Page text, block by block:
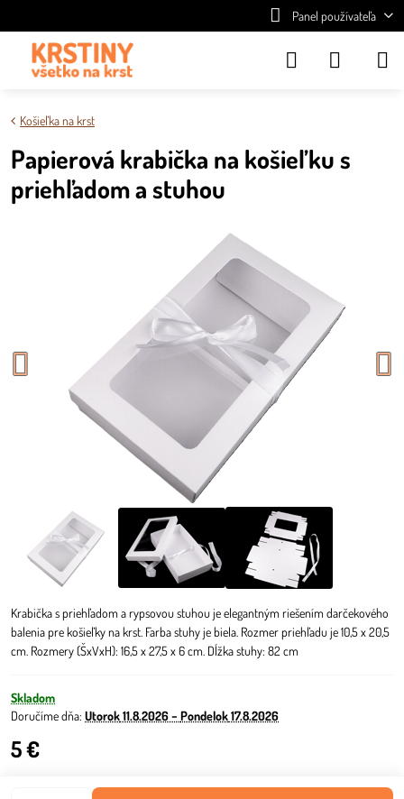
Panel používateľa
Košieľka na krst
Papierová krabička na košieľku s
priehľadom a stuhou
Krabička s priehľadom a rypsovou stuhou je elegantným riešením darčekového
balenia pre košieľky na krst. Farba stuhy je biela. Rozmer priehľadu je 10,5 x 20,5
cm. Rozmery (ŠxVxH): 16,5 x 27,5 x 6 cm. Dĺžka stuhy: 82 cm
Skladom
Doručíme dňa: Utorok11.8.2026 − Pondelok17.8.2026
5 €